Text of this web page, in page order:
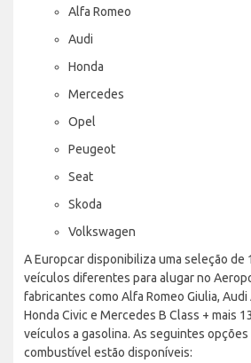
Alfa Romeo
Audi
Honda
Mercedes
Opel
Peugeot
Seat
Skoda
Volkswagen
A Europcar disponibiliza uma seleção de
veículos diferentes para alugar no
fabricantes como Alfa Romeo Giulia, Audi
Honda Civic e Mercedes B Class + mais
veículos a gasolina. As seguintes
combustível estão disponíveis: